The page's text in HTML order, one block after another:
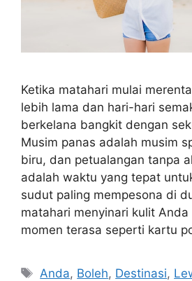
Ketika matahari mulai
lebih lama dan hari-hari
berkelana bangkit dengan
Musim panas adalah musim
biru, dan petualangan tanpa
adalah waktu yang tepat
sudut paling mempesona di
matahari menyinari kulit
momen terasa seperti kartu
Tags
Anda, Boleh, Destinasi,